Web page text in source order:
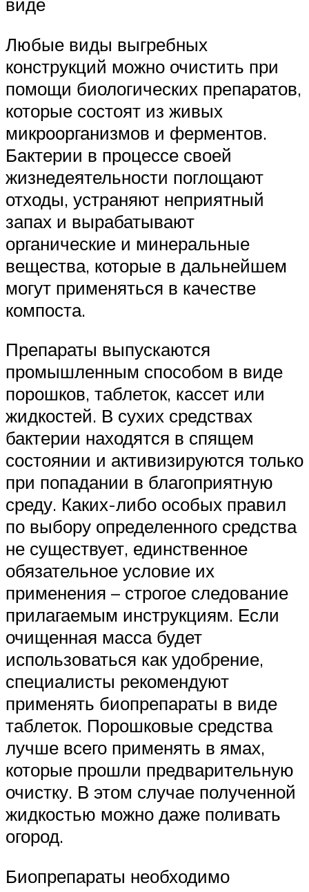
Любые виды выгребных
конструкций можно очистить при
помощи биологических препаратов,
которые состоят из живых
микроорганизмов и ферментов.
Бактерии в процессе своей
жизнедеятельности поглощают
отходы, устраняют неприятный
запах и вырабатывают
органические и минеральные
вещества, которые в дальнейшем
могут применяться в качестве
компоста.
Препараты выпускаются
промышленным способом в виде
порошков, таблеток, кассет или
жидкостей. В сухих средствах
бактерии находятся в спящем
состоянии и активизируются только
при попадании в благоприятную
среду. Каких-либо особых правил
по выбору определенного средства
не существует, единственное
обязательное условие их
применения – строгое следование
прилагаемым инструкциям. Если
очищенная масса будет
использоваться как удобрение,
специалисты рекомендуют
применять биопрепараты в виде
таблеток. Порошковые средства
лучше всего применять в ямах,
которые прошли предварительную
очистку. В этом случае полученной
жидкостью можно даже поливать
огород.
Биопрепараты необходимо